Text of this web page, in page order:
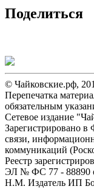
Поделиться
© Чайковские.рф,
Перепечатка
обязательным
Сетевое издание
Зарегистрировано в
связи,
коммуникаций
Реестр
ЭЛ № ФС 77 - 88890
Н.М. Издатель ИП